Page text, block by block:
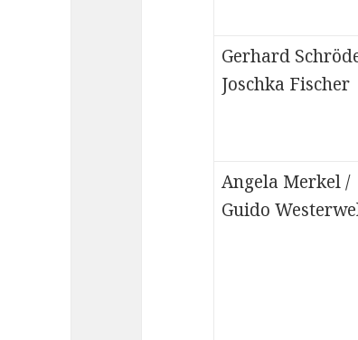
Gerhard
Joschka Fischer
Angela Merkel /
Guido